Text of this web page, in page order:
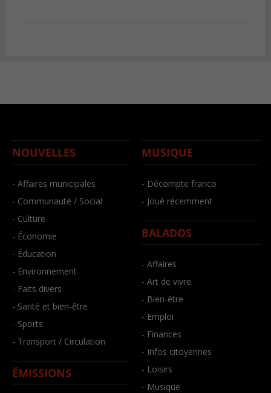
NOUVELLES
- Affaires municipales
- Communauté / Social
- Culture
- Économie
- Éducation
- Environnement
- Faits divers
- Santé et bien-être
- Sports
- Transport / Circulation
ÉMISSIONS
MUSIQUE
- Décompte franco
- Joué récemment
BALADOS
- Affaires
- Art de vivre
- Bien-être
- Emploi
- Finances
- Infos citoyennes
- Loisirs
- Musique